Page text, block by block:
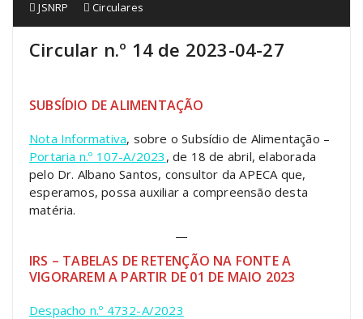
JSNRP Circulares
Circular n.º 14 de 2023-04-27
SUBSÍDIO DE ALIMENTAÇÃO
Nota Informativa, sobre o Subsídio de Alimentação –
Portaria n.º 107-A/2023 , de 18 de abril, elaborada
pelo Dr. Albano Santos, consultor da APECA que,
esperamos, possa auxiliar a compreensão desta
matéria.
—
IRS – TABELAS DE RETENÇÃO NA FONTE A
VIGORAREM A PARTIR DE 01 DE MAIO 2023
Despacho n.º 4732-A/2023